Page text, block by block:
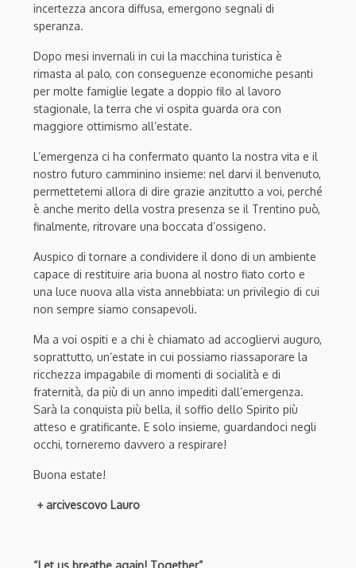
incertezza ancora diffusa, emergono segnali di
speranza.
Dopo mesi invernali in cui la macchina turistica è
rimasta al palo, con conseguenze economiche pesanti
per molte famiglie legate a doppio filo al lavoro
stagionale, la terra che vi ospita guarda ora con
maggiore ottimismo all’estate.
L’emergenza ci ha confermato quanto la nostra vita e il
nostro futuro camminino insieme: nel darvi il benvenuto,
permettetemi allora di dire grazie anzitutto a voi, perché
è anche merito della vostra presenza se il Trentino può,
finalmente, ritrovare una boccata d’ossigeno.
Auspico di tornare a condividere il dono di un ambiente
capace di restituire aria buona al nostro fiato corto e
una luce nuova alla vista annebbiata: un privilegio di cui
non sempre siamo consapevoli.
Ma a voi ospiti e a chi è chiamato ad accogliervi auguro,
soprattutto, un’estate in cui possiamo riassaporare la
ricchezza impagabile di momenti di socialità e di
fraternità, da più di un anno impediti dall’emergenza.
Sarà la conquista più bella, il soffio dello Spirito più
atteso e gratificante. E solo insieme, guardandoci negli
occhi, torneremo davvero a respirare!
Buona estate!
+ arcivescovo Lauro
“Let us breathe again! Together”